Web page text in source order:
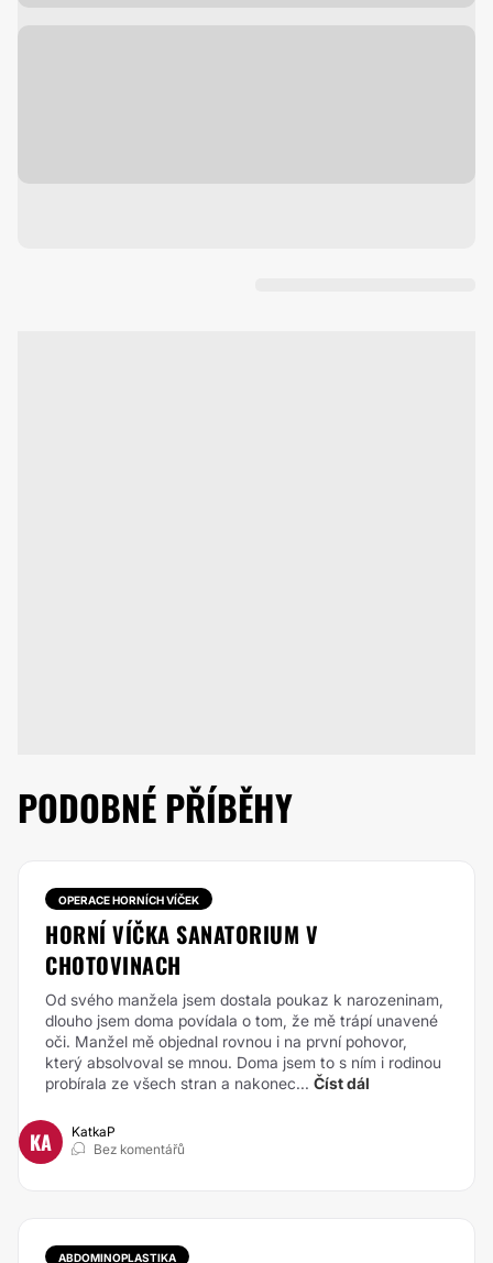
PODOBNÉ PŘÍBĚHY
OPERACE HORNÍCH VÍČEK
HORNÍ VÍČKA SANATORIUM V
CHOTOVINACH
Od svého manžela jsem dostala poukaz k narozeninam,
dlouho jsem doma povídala o tom, že mě trápí unavené
oči. Manžel mě objednal rovnou i na první pohovor,
který absolvoval se mnou. Doma jsem to s ním i rodinou
probírala ze všech stran a nakonec... Číst dál
KA
KatkaP
Bez komentářů
ABDOMINOPLASTIKA